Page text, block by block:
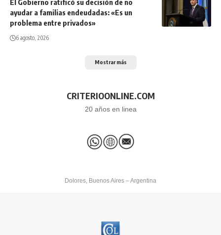
El Gobierno ratificó su decisión de no
ayudar a familias endeudadas: «Es un
problema entre privados»
6 agosto, 2026
Mostrar más
CRITERIOONLINE.COM
20 años en linea
Dolores, Buenos Aires – Argentina